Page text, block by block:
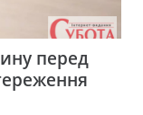
перед